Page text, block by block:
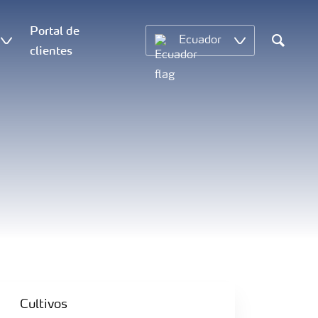
Portal de
clientes
Ecuador
Search
Cultivos